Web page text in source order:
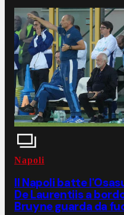
Napoli
Il Napoli batte
De Laurentiis a
Bruyne guarda da